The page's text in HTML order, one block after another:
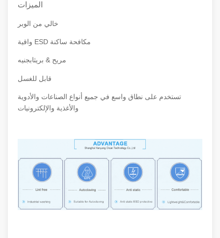
الميزات
خالي من الوبر
مكافحة ساكنة ESD واقية
مريح & بريثاب جنيه
قابل للغسل
تستخدم على نطاق واسع في جميع أنواع الصناعات والأدوية
والأغذية والإلكترونيات